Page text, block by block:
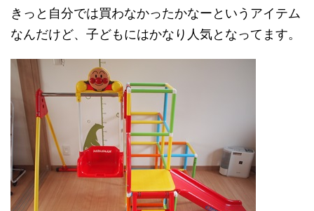
きっと自分では買わなかったかなーというアイテム
なんだけど、子どもにはかなり人気となってます。